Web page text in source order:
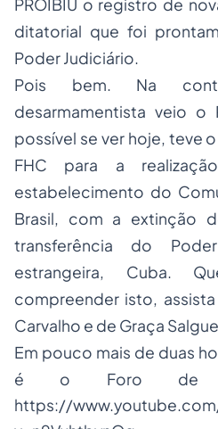
PROIBIU o registro de
ditatorial que foi
Poder Judiciário.
Pois bem. Na
desarmamentista veio
possível se ver hoje, teve
FHC para a
estabelecimento do
Brasil, com a extinção
transferência do
estrangeira, Cuba.
compreender isto,
Carvalho e de Graça
Em pouco mais de duas
é o Foro de
https://